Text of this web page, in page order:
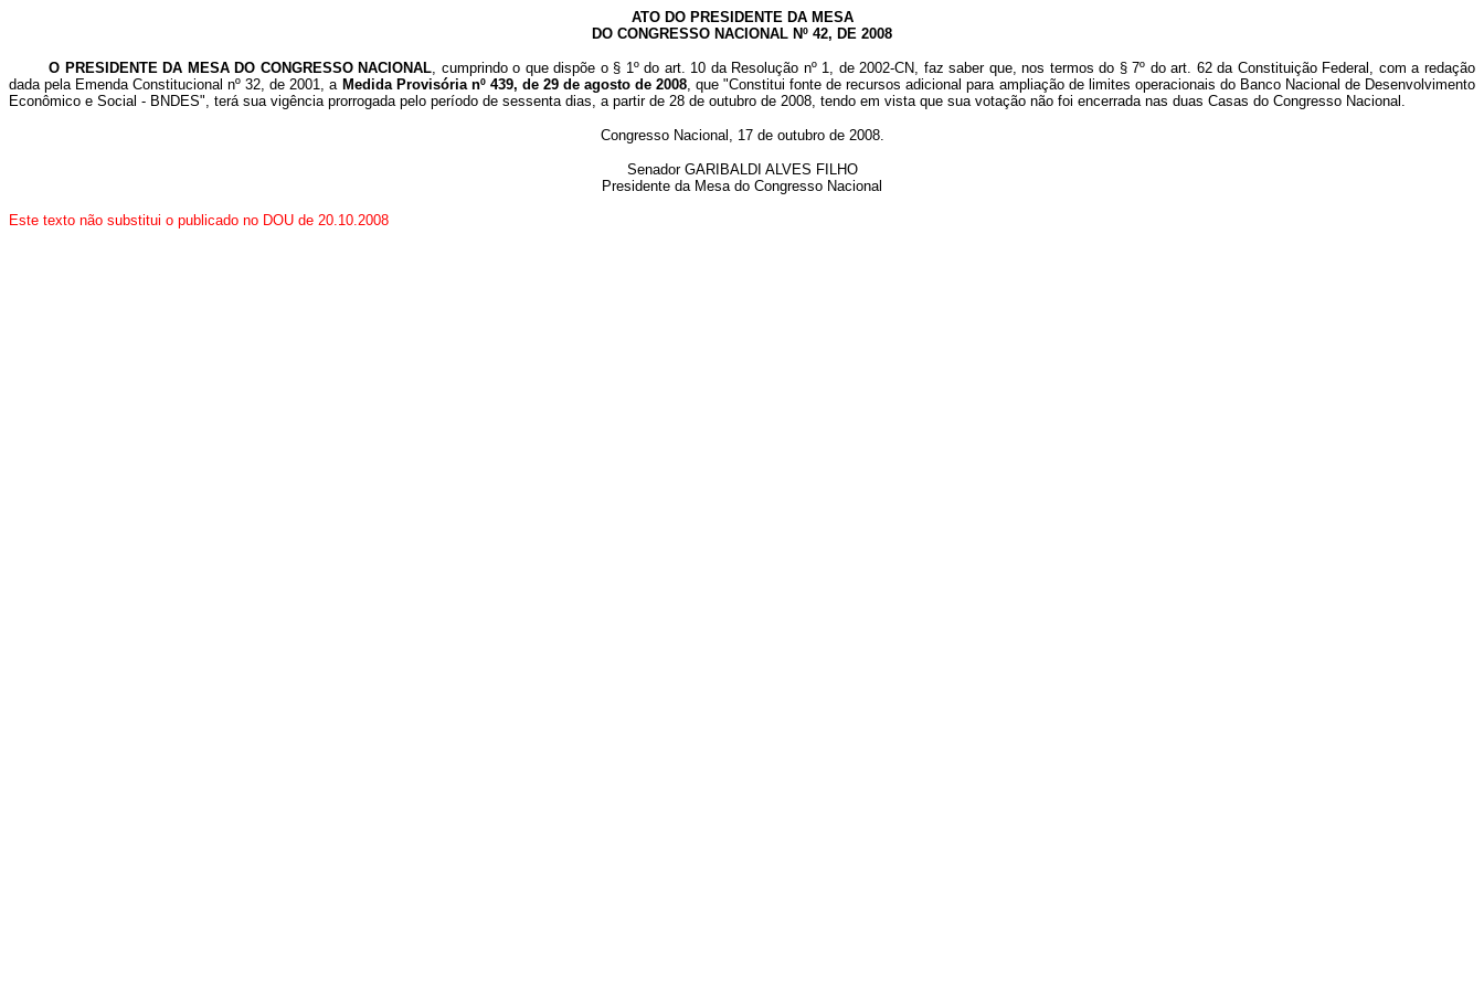
ATO DO PRESIDENTE DA MESA
DO CONGRESSO NACIONAL Nº 42, DE 2008
O PRESIDENTE DA MESA DO CONGRESSO NACIONAL, cumprindo o que dispõe o § 1º do art. 10 da Resolução nº 1, de 2002-CN, faz saber que, nos termos do § 7º do art. 62 da Constituição Federal, com a redação
dada pela Emenda Constitucional nº 32, de 2001, a Medida Provisória nº 439, de 29 de agosto de 2008, que "Constitui fonte de recursos adicional para ampliação de limites operacionais do Banco Nacional de Desenvolvimento
Econômico e Social - BNDES", terá sua vigência prorrogada pelo período de sessenta dias, a partir de 28 de outubro de 2008, tendo em vista que sua votação não foi encerrada nas duas Casas do Congresso Nacional.
Congresso Nacional, 17 de outubro de 2008.
Senador GARIBALDI ALVES FILHO
Presidente da Mesa do Congresso Nacional
Este texto não substitui o publicado no DOU de 20.10.2008